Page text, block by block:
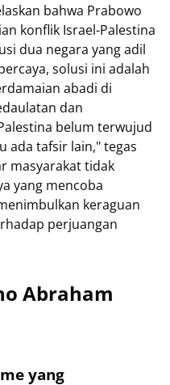
bahwa Prabowo
konflik Israel-Palestina
dua negara yang adil
solusi ini adalah
abadi di
dan
belum terwujud
ada tafsir lain," tegas
masyarakat tidak
yang mencoba
keraguan
perjuangan
Abraham
yang